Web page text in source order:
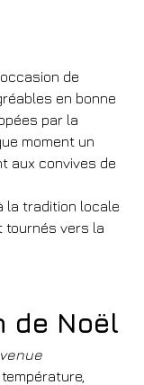
de
en bonne
par la
moment un
aux convives de
la tradition locale
tournés vers la
de Noël